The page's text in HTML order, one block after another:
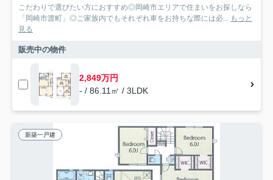
こだわりで選びたい方におすすめ◎岡崎市エリアで住まいをお探しなら
「岡崎市渡町」◎ご家族内でもそれぞれ車をお持ちな際には必... もっと
見る
販売中の物件
2,849万円
- / 86.11㎡ / 3LDK
新築一戸建